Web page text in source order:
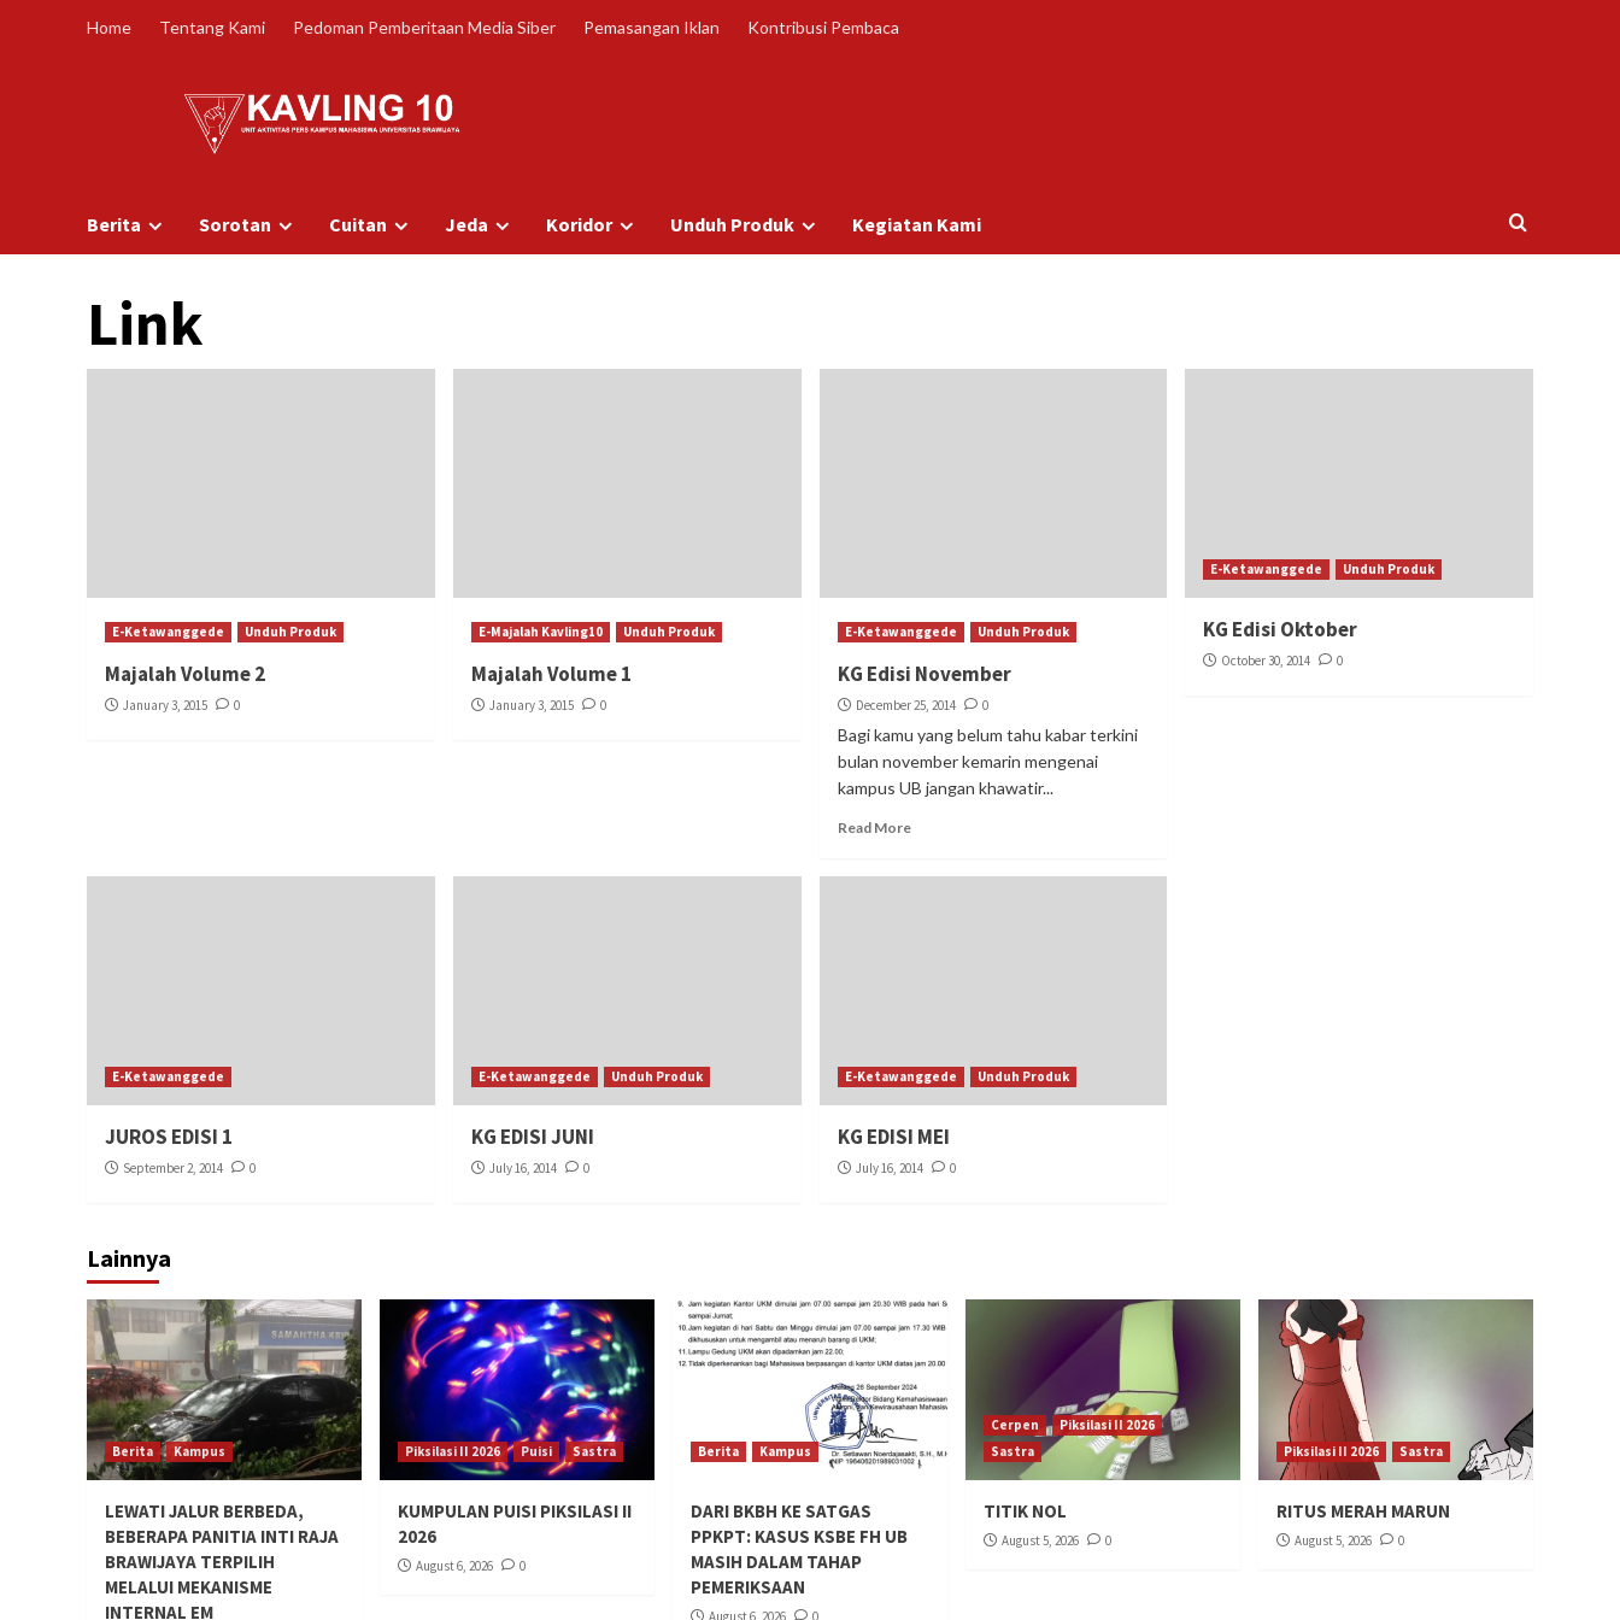
Home Tentang Kami Pedoman Pemberitaan Media Siber Pemasangan Iklan Kontribusi Pembaca
Berita Sorotan Cuitan Jeda Koridor Unduh Produk Kegiatan Kami
Link
E-Ketawanggede Unduh Produk
Majalah Volume 2
January 3, 2015 0
E-Majalah Kavling10 Unduh Produk
Majalah Volume 1
January 3, 2015 0
E-Ketawanggede Unduh Produk
KG Edisi November
December 25, 2014 0
Bagi kamu yang belum tahu kabar terkini
bulan november kemarin mengenai
kampus UB jangan khawatir...
Read More
E-Ketawanggede Unduh Produk
KG Edisi Oktober
October 30, 2014 0
E-Ketawanggede
JUROS EDISI 1
September 2, 2014 0
E-Ketawanggede Unduh Produk
KG EDISI JUNI
July 16, 2014 0
E-Ketawanggede Unduh Produk
KG EDISI MEI
July 16, 2014 0
Lainnya
Berita Kampus
LEWATI JALUR BERBEDA,
BEBERAPA PANITIA INTI RAJA
BRAWIJAYA TERPILIH
MELALUI MEKANISME
INTERNAL EM
Piksilasi II 2026 Puisi Sastra
KUMPULAN PUISI PIKSILASI II
2026
August 6, 2026 0
Berita Kampus
DARI BKBH KE SATGAS
PPKPT: KASUS KSBE FH UB
MASIH DALAM TAHAP
PEMERIKSAAN
August 6, 2026 0
Cerpen
Piksilasi II 2026
Sastra
TITIK NOL
August 5, 2026 0
Piksilasi II 2026 Sastra
RITUS MERAH MARUN
August 5, 2026 0